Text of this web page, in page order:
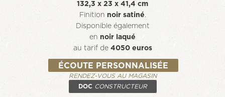
132,3 x 23 x 41,4 cm
Finition noir satiné.
Disponible également
en noir laqué
au tarif de 4050 euros
ÉCOUTE PERSONNALISÉE
RENDEZ-VOUS AU MAGASIN
DOC CONSTRUCTEUR